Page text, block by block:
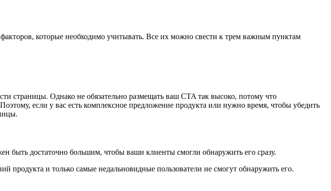
которые необходимо учитывать. Все их можно свести к трем важным пунктам
страницы. Однако не обязательно размещать ваш CTA так высоко, потому что
если у вас есть комплексное предложение продукта или нужно время, чтобы убедить
быть достаточно большим, чтобы ваши клиенты смогли обнаружить его сразу.
и только самые недальновидные пользователи не смогут обнаружить его.